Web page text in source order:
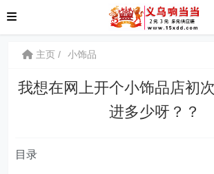
主页 小饰品
我想在网上开个小饰品店初
进多少呀？？
目录